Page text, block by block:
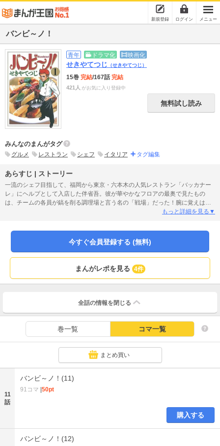
新規登録 ログイン メニュー
バンビ～ノ！
青年 ドラマ化 映画化
せきやてつじ （せきやてつじ）
15巻 完結/167話完結
421人 がお気に入り登録中
無料試し読み
みんなのまんがタグ
グルメ レストラン シェフ イタリア タグ編集
あらすじ | ストーリー
一流のシェフ目指して、福岡から東京・六本木の人気レストラン「バッカナー
レ」にヘルプとして入店した伴省吾。彼が華やかなフロアの最奥で見たもの
は、チームの各員が鎬を削る調理場と言う名の「戦場」だった！腕に覚えはあ
った省吾だったが、超人気店のペースに全くついていけず、皿洗いに回され、
バッカナーレに関わる様々な人々のドラマと省吾の成長を描く、イタリアン料
理人成り上がりストーリー！！
もっと詳細を見る▼
今すぐ会員登録する (無料)
まんがレポを見る 4件
全話の情報を 閉じる
巻一覧 コマ一覧
まとめ買い
11
話
バンビ～ノ！(11)
91コマ 50pt
購入する
バンビ～ノ！(12)